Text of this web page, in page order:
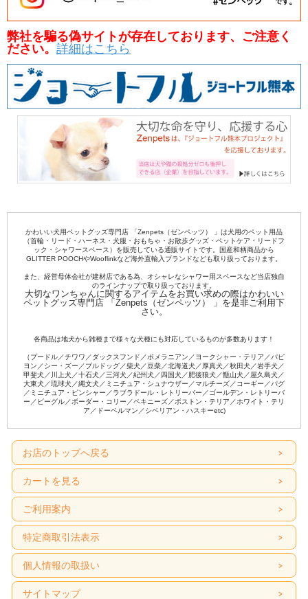
弊社を騙る偽サイトが存在しております、ご注意く
ださい。 詳細はこちら
かわいい犬用ペットグッズ専門店 「Zenpets（ゼンペッツ） 」は犬用のペット用品
（首輪・リード・ハーネス・犬服・おもちゃ・お散歩グッズ・ペットケア・リードフ
ック・シャワースペース）を販売している通販サイトです。国産和柄商品から
GLITTER POOCHやWooflinkなど海外直輸入ブランドなども取り扱っております。
また、経営母体会社が建材店である為、オシャレなシャワー用スペースなど当店独自
のラインナップで取り扱っております。
大切なワンちゃんに関するアイテムをお買い求めの際はかわいい
ペットグッズ専門店 「Zenpets（ゼンペッツ） 」を是非ご利用下
さい。
各商品は地犬から雑種まで様々な犬種にも対応しているものが多数あります！
（プードル／チワワ／ダックスフンド／ポメラニアン／ヨークシャー・テリア／パピ
ヨン／シー・ズー／ブルドッグ／柴犬／豆柴／北海道犬／厚真犬／秋田犬／岩手犬／
甲斐犬／川上犬／十石犬／三河犬／紀州犬／四国犬／肥後狼犬／甑山犬／屋久島犬／
大東犬／琉球犬／縄文犬／ミニチュア・シュナウザー／マルチーズ／コーギー／パグ
／ミニチュア・ピンシャー／ラブラドール・レトリーバー／ゴールデン・レトリーバ
ー／ビーグル／ボーダー・コリー／ペキニーズ／ボストン・テリア／ホワイト・テリ
ア／ドーベルマン／シベリアン・ハスキーetc)
お店のトップへ戻る
カートを見る
ご利用案内
特定商取引法表示
個人情報の取扱い
サイトマップ